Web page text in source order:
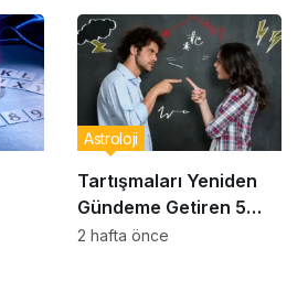
Tartışmaları Yeniden
Gündeme Getiren 5
Burç
Astroloji
2 hafta önce